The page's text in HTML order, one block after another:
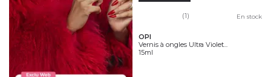
(1) En stock
OPI
Vernis à ongles Ultra Violet...
15ml